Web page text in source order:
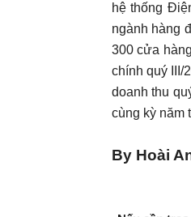
hệ thống
ngành hàng
300 cửa
chính quý III/
doanh thu
cùng kỳ năm
By Hoài